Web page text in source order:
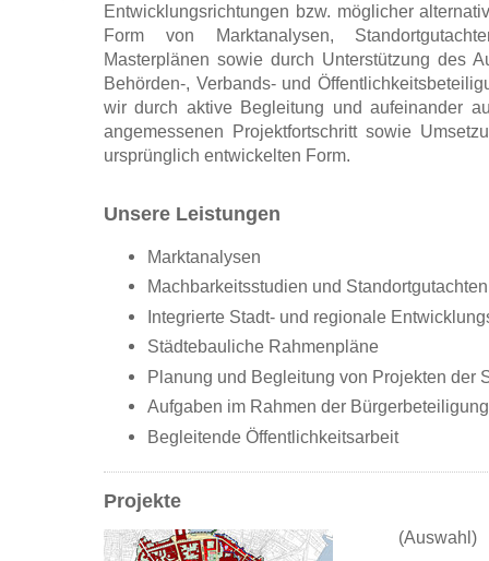
Entwicklungsrichtungen bzw. möglicher
Form von Marktanalysen,
Masterplänen sowie durch Unterstützung des
Behörden-, Verbands- und
wir durch aktive Begleitung und aufeinander
angemessenen Projektfortschritt sowie
ursprünglich entwickelten Form.
Unsere Leistungen
Marktanalysen
Machbarkeitsstudien und Standortgutachten
Integrierte Stadt- und regionale
Städtebauliche Rahmenpläne
Planung und Begleitung von Projekten der
Aufgaben im Rahmen der Bürgerbeteiligung
Begleitende Öffentlichkeitsarbeit
Projekte
(Auswahl)